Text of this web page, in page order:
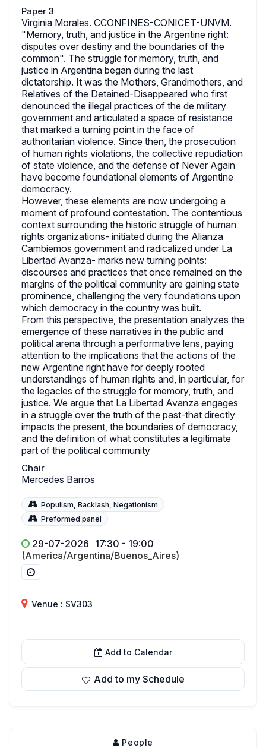
Paper 3
Virginia Morales. CCONFINES-CONICET-UNVM.
"Memory, truth, and justice in the Argentine right:
disputes over destiny and the boundaries of the
common". The struggle for memory, truth, and
justice in Argentina began during the last
dictatorship. It was the Mothers, Grandmothers, and
Relatives of the Detained-Disappeared who first
denounced the illegal practices of the de military
government and articulated a space of resistance
that marked a turning point in the face of
authoritarian violence. Since then, the prosecution
of human rights violations, the collective repudiation
of state violence, and the defense of Never Again
have become foundational elements of Argentine
democracy.
However, these elements are now undergoing a
moment of profound contestation. The contentious
context surrounding the historic struggle of human
rights organizations- initiated during the Alianza
Cambiemos government and radicalized under La
Libertad Avanza- marks new turning points:
discourses and practices that once remained on the
margins of the political community are gaining state
prominence, challenging the very foundations upon
which democracy in the country was built.
From this perspective, the presentation analyzes the
emergence of these narratives in the public and
political arena through a performative lens, paying
attention to the implications that the actions of the
new Argentine right have for deeply rooted
understandings of human rights and, in particular, for
the legacies of the struggle for memory, truth, and
justice. We argue that La Libertad Avanza engages
in a struggle over the truth of the past-that directly
impacts the present, the boundaries of democracy,
and the definition of what constitutes a legitimate
part of the political community
Chair
Mercedes Barros
Populism, Backlash, Negationism
Preformed panel
29-07-2026 17:30 - 19:00
(America/Argentina/Buenos_Aires)
Venue : SV303
Add to Calendar
Add to my Schedule
People